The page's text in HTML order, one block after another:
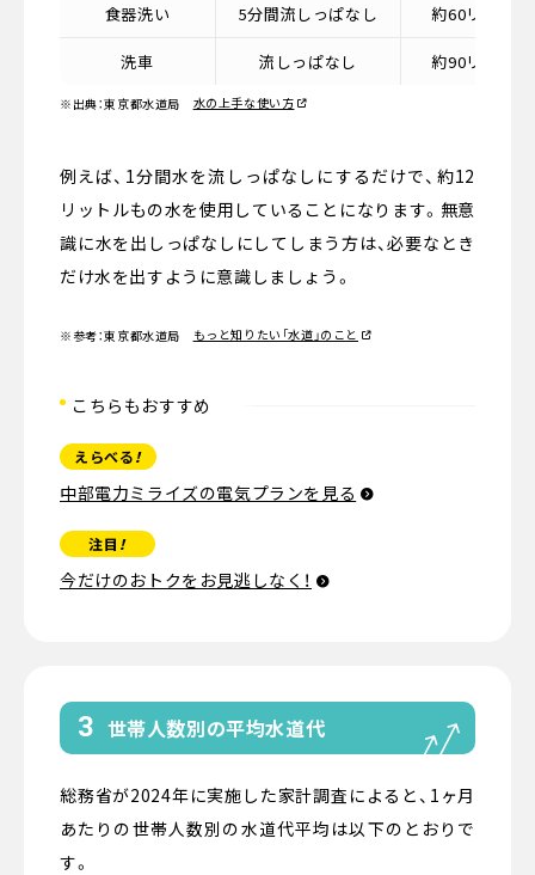
食器洗い 5分間流しっぱなし 約60リットル
洗車 流しっぱなし 約90リットル
※出典：東京都水道局 水の上手な使い方
例えば、1分間水を流しっぱなしにするだけで、約12
リットルもの水を使用していることになります。無意
識に水を出しっぱなしにしてしまう方は、必要なとき
だけ水を出すように意識しましょう。
※参考：東京都水道局 もっと知りたい「水道」のこと
こちらもおすすめ
えらべる！
中部電力ミライズの電気プランを見る
注目 ！
今だけのおトクをお見逃しなく！
3 世帯人数別の平均水道代
総務省が2024年に実施した家計調査によると、1ヶ月
あたりの世帯人数別の水道代平均は以下のとおりで
す。